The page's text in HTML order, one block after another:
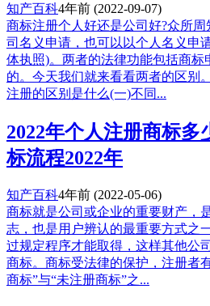
知产百科4年前 (2022-09-07)
商标注册个人好还是公司好?众所
司名义申请，也可以以个人名义申
体执照)。两者的法律功能包括商标
的。今天我们就来看看两者的区别
注册的区别是什么(一)不同...
2022年个人注册商标多
标流程2022年
知产百科4年前 (2022-05-06)
商标就是公司或企业的重要财产，
志，也是用户辨认的最重要方式之
过规定程序才能取得，这样其他公
商标。商标受法律的保护，注册者
商标”与“未注册商标”之...